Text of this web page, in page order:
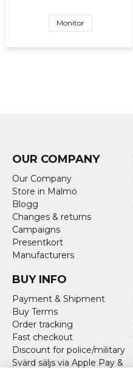
Monitor
OUR COMPANY
Our Company
Store in Malmö
Blogg
Changes & returns
Campaigns
Presentkort
Manufacturers
BUY INFO
Payment & Shipment
Buy Terms
Order tracking
Fast checkout
Discount for police/military
Svärd säljs via Apple Pay &